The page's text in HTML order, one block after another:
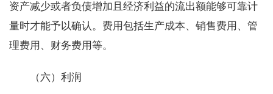
资产减少或者负债增加且经济利益的流出额能够可靠计
量时才能予以确认。费用包括生产成本、销售费用、管
理费用、财务费用等。
（六）利润